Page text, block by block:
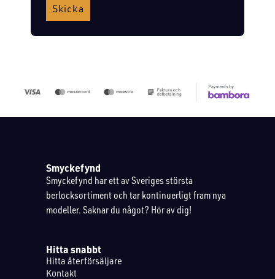
Skicka
Smyckefynd
Smyckefynd har ett av Sveriges största
berlocksortiment och tar kontinuerligt fram nya
modeller. Saknar du något? Hör av dig!
Hitta snabbt
Hitta återförsäljare
Kontakt